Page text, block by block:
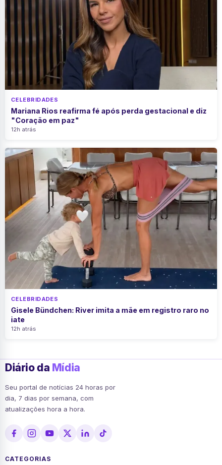
CELEBRIDADES
Mariana Rios reafirma fé após perda gestacional e diz
"Coração em paz"
12h atrás
CELEBRIDADES
Gisele Bündchen: River imita a mãe em registro raro no
iate
12h atrás
Diário da Mídia
Seu portal de notícias 24 horas por
dia, 7 dias por semana, com
atualizações hora a hora.
CATEGORIAS